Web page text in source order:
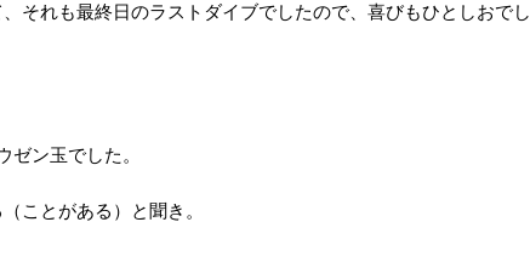
それも最終日のラストダイブでしたので、喜びもひとしおでし
ゼン玉でした。
ことがある）と聞き。